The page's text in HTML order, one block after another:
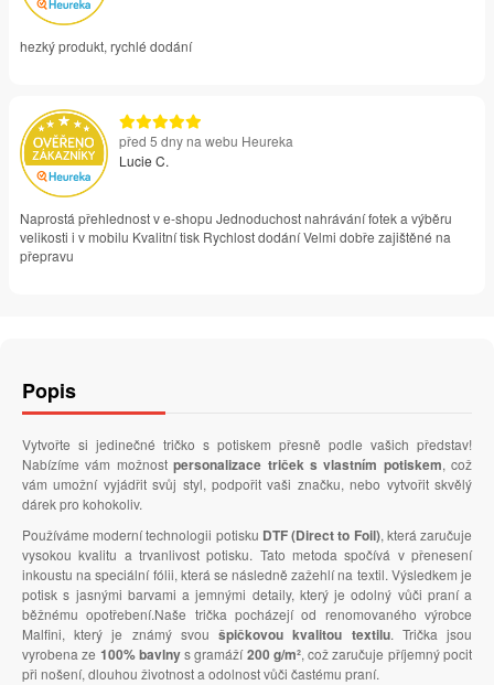
hezký produkt, rychlé dodání
před 5 dny na webu Heureka
Lucie C.
Naprostá přehlednost v e-shopu Jednoduchost nahrávání fotek a výběru
velikosti i v mobilu Kvalitní tisk Rychlost dodání Velmi dobře zajištěné na
přepravu
Popis
Vytvořte si jedinečné tričko s potiskem přesně podle vašich představ!
Nabízíme vám možnostpersonalizace triček s vlastním potiskem, což
vám umožní vyjádřit svůj styl, podpořit vaši značku, nebo vytvořit skvělý
dárek pro kohokoliv.
Používáme moderní technologii potisku DTF (Direct to Foil), která zaručuje
vysokou kvalitu a trvanlivost potisku. Tato metoda spočívá v přenesení
inkoustu na speciální fólii, která se následně zažehlí na textil. Výsledkem je
potisk s jasnými barvami a jemnými detaily, který je odolný vůči praní a
běžnému opotřebení.Naše trička pocházejí od renomovaného výrobce
Malfini, který je známý svoušpičkovou kvalitou textilu. Trička jsou
vyrobena ze 100% bavlnys gramáží200 g/m², což zaručuje příjemný pocit
při nošení, dlouhou životnost a odolnost vůči častému praní.